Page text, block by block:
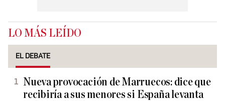
LO MÁS LEÍDO
EL DEBATE
Nueva provocación de Marruecos: dice que
recibiría a sus menores si España levanta